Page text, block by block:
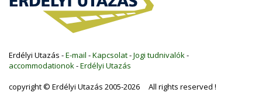
Erdélyi Utazás -E-mail -Kapcsolat-Jogi tudnivalók -
accommodationok -Erdélyi Utazás
copyright © Erdélyi Utazás 2005-2026 All rights reserved !